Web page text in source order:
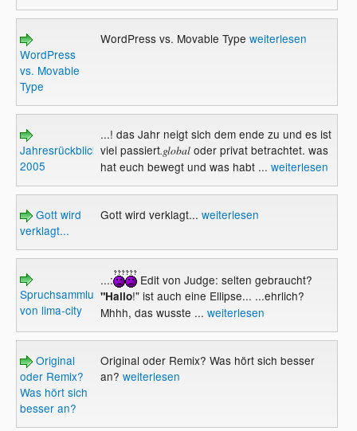
WordPress
vs. Movable
Type
WordPress vs. Movable Type weiterlesen
Jahresrückblick
2005
...! das Jahr neigt sich dem ende zu und es ist
viel passiert.globaloder privat betrachtet. was
hat euch bewegt und was habt ... weiterlesen
Gott wird
verklagt...
Gott wird verklagt... weiterlesen
Spruchsammlung
von lima-city
...: Edit von Judge: selten gebraucht?
"Hallo!" ist auch eine Ellipse... ...ehrlich?
Mhhh, das wusste ... weiterlesen
Original
oder Remix?
Was hört sich
besser an?
Original oder Remix? Was hört sich besser
an? weiterlesen